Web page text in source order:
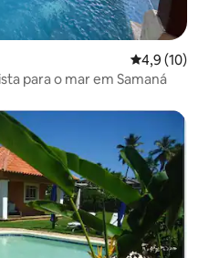
4,9 de uma
4,9 (10)
para o mar em Samaná
hóspedes